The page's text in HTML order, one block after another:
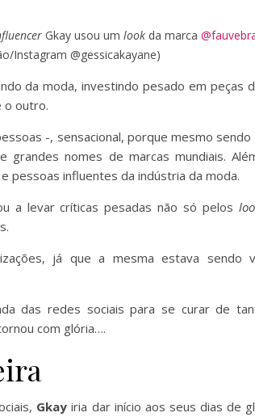
Gkay usou um look da marca
Instagram @gessicakayane)
da moda, investindo pesado em peças
o outro.
-, sensacional, porque mesmo sendo
grandes nomes de marcas mundiais.
pessoas influentes da indústria da moda.
a levar críticas pesadas não só pelos
já que a mesma estava sendo
das redes sociais para se curar de
com glória….
Gkay iria dar início aos seus dias de